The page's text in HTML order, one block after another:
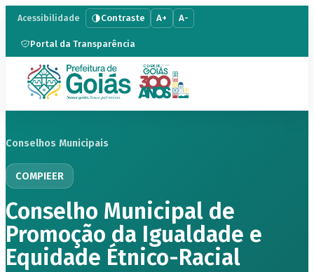
Acessibilidade Contraste A+ A-
Portal da Transparência
Conselhos Municipais
COMPIEER
Conselho Municipal de
Promoção da Igualdade e
Equidade Étnico-Racial